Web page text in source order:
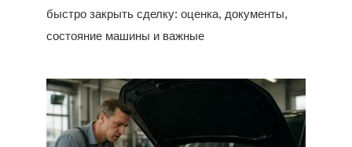
быстро закрыть сделку: оценка, документы,
состояние машины и важные